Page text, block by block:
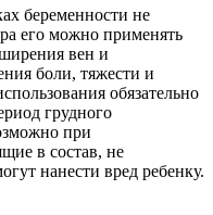
беременности не
его можно применять
вен и
боли, тяжести и
обязательно
грудного
при
в состав, не
нанести вред ребенку.